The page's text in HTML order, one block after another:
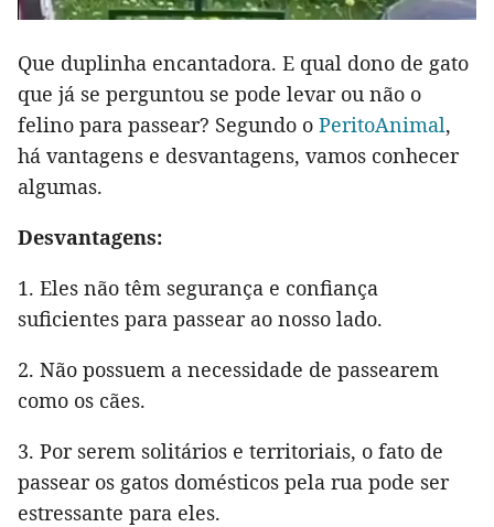
Que duplinha encantadora. E qual dono de gato
que já se perguntou se pode levar ou não o
felino para passear? Segundo o PeritoAnimal,
há vantagens e desvantagens, vamos conhecer
algumas.
Desvantagens:
1. Eles não têm segurança e confiança
suficientes para passear ao nosso lado.
2. Não possuem a necessidade de passearem
como os cães.
3. Por serem solitários e territoriais, o fato de
passear os gatos domésticos pela rua pode ser
estressante para eles.